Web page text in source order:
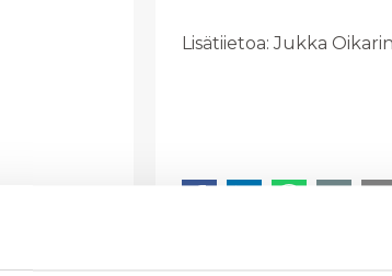
Lisätiietoa: Jukka